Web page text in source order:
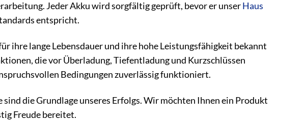
Jeder Akku wird sorgfältig geprüft, bevor er unserHaus
entspricht.
ihre lange Lebensdauer und ihre hohe Leistungsfähigkeit bekannt
die vor Überladung, Tiefentladung und Kurzschlüssen
Bedingungen zuverlässig funktioniert.
die Grundlage unseres Erfolgs. Wir möchten Ihnen ein Produkt
Freude bereitet.